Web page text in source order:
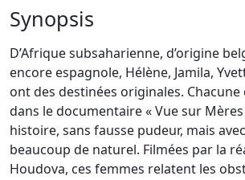
Synopsis
D’Afrique subsaharienne, d’origine
encore espagnole, Hélène, Jamila,
ont des destinées originales. Chacune
dans le documentaire « Vue sur
histoire, sans fausse pudeur, mais
beaucoup de naturel. Filmées par la
Houdova, ces femmes relatent les